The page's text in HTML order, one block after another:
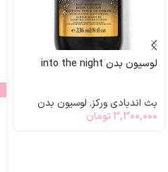
لوسیون بدن into the night
بث اندبادی ورکز, لوسیون بدن
3,300,000 تومان